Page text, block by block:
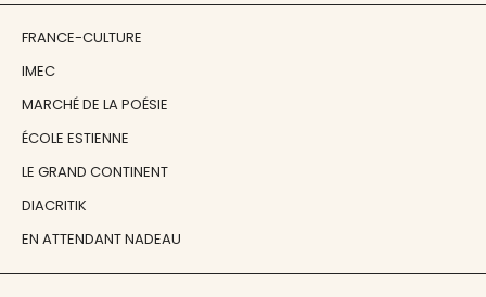
FRANCE-CULTURE
IMEC
MARCHÉ DE LA POÉSIE
ÉCOLE ESTIENNE
LE GRAND CONTINENT
DIACRITIK
EN ATTENDANT NADEAU